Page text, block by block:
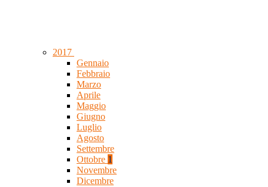
2017
Gennaio
Febbraio
Marzo
Aprile
Maggio
Giugno
Luglio
Agosto
Settembre
Ottobre 1
Novembre
Dicembre